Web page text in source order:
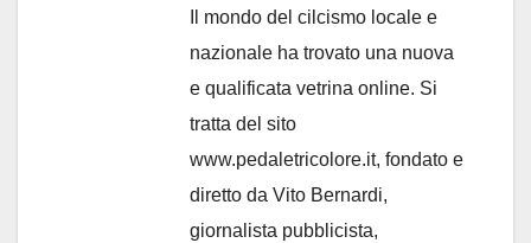
Il mondo del cilcismo locale e
nazionale ha trovato una nuova
e qualificata vetrina online. Si
tratta del sito
www.pedaletricolore.it, fondato e
diretto da Vito Bernardi,
giornalista pubblicista,